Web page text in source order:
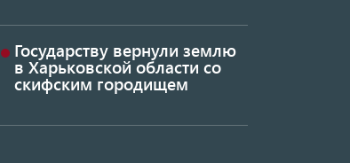
Государству вернули землю
в Харьковской области со
скифским городищем